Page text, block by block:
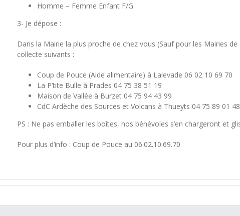
Homme – Femme Enfant F/G
3- Je dépose :
Dans la Mairie la plus proche de chez vous (Sauf pour les Mairies
collecte suivants :
Coup de Pouce (Aide alimentaire) à Lalevade 06 02 10 69 70
La P’tite Bulle à Prades 04 75 38 51 19
Maison de Vallée à Burzet 04 75 94 43 99
CdC Ardèche des Sources et Volcans à Thueyts 04 75 89 01 48
PS : Ne pas emballer les boîtes, nos bénévoles s’en chargeront et
Pour plus d’info : Coup de Pouce au 06.02.10.69.70